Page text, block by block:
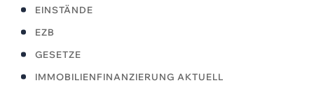
EINSTÄNDE
EZB
GESETZE
IMMOBILIENFINANZIERUNG AKTUELL